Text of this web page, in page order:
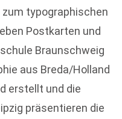
typographischen
Postkarten und
Braunschweig
aus Breda/Holland
erstellt und die
präsentieren die